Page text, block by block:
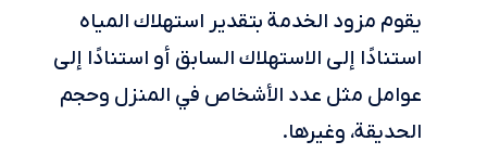
يقوم مزود الخدمة بتقدير استهلاك المياه
استنادًا إلى الاستهلاك السابق أو استنادًا إلى
عوامل مثل عدد الأشخاص في المنزل وحجم
الحديقة، وغيرها.